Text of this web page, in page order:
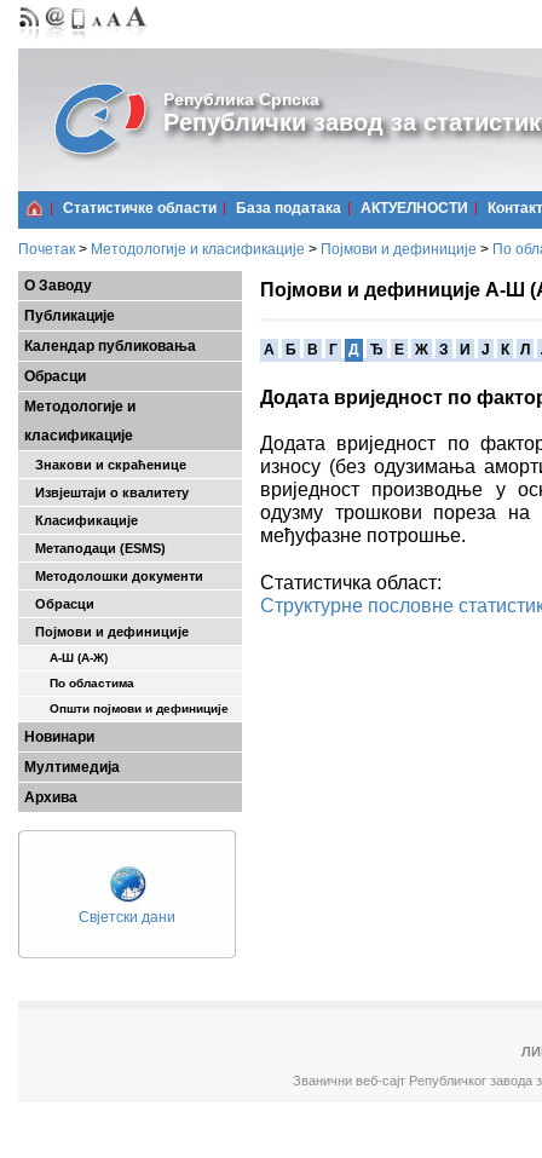
Република Српска
Републички завод за
Статистичке области Базa података АКТУЕЛНОСТИ Контакт
Почетак > Методологије и класификације > Појмови и дефиниције > По
О Заводу
Публикације
Календар публиковања
Обрасци
Методологије и
класификације
Знакови и скраћенице
Извјештаји о квалитету
Класификације
Метаподаци (ESMS)
Методолошки документи
Обрасци
Појмови и дефиниције
А-Ш (A-Ж)
По областима
Општи појмови и дефиниције
Новинари
Мултимедија
Архива
Свјетски дани
Појмови и дефиниције А-Ш
A Б В Г Д Ђ Е Ж З И Ј К Л
Додата вриједност по
Додата вриједност по
износу (без одузимања
вриједност производње у
одузму трошкови пореза на
међуфазне потрошње.
Статистичка област:
Структурне пословне
Званични веб-сајт Републичког